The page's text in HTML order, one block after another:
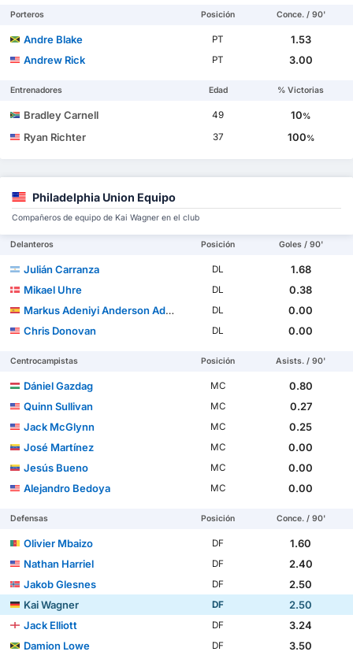
Porteros Posición Conce. / 90'
Andre Blake PT
1.53
Andrew Rick
PT 3.00
Entrenadores Edad % Victorias
Bradley Carnell 49 10%
Ryan Richter 37 100%
Philadelphia Union Equipo
Compañeros de equipo de Kai Wagner en el club
Delanteros Posición Goles / 90'
Julián Carranza DL
1.68
Mikael Uhre
DL
0.38
Markus Adeniyi Anderson Adedeji
DL
0.00
Chris Donovan
DL 0.00
Centrocampistas Posición Asists. / 90'
Dániel Gazdag MC
0.80
Quinn Sullivan
MC
0.27
Jack McGlynn
MC
0.25
José Martínez
MC
0.00
Jesús Bueno
MC
0.00
Alejandro Bedoya
MC 0.00
Defensas Posición Conce. / 90'
Olivier Mbaizo DF
1.60
Nathan Harriel
DF
2.40
Jakob Glesnes
DF
2.50
Kai Wagner
DF
2.50
Jack Elliott
DF
3.24
Damion Lowe
DF 3.50